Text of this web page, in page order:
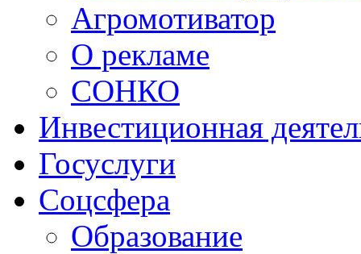
Агромотиватор
О рекламе
СОНКО
Инвестиционная
Госуслуги
Соцсфера
Образование